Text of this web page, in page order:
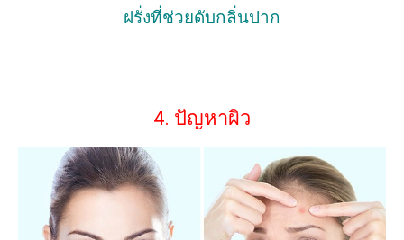
ฝรั่งที่ช่วยดับกลิ่นปาก
4. ปัญหาผิว